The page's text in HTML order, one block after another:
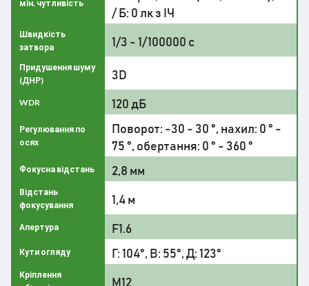
мін. чутливість
/ Б: 0 лк з ІЧ
Швидкість
затвора
1/3 - 1/100000 с
Придушення шуму
(ДНР)
3D
WDR 120 дБ
Регулювання по
осях
Поворот: -30 - 30 °, нахил: 0 ° -
75 °, обертання: 0 ° - 360 °
Фокусна відстань 2,8 мм
Відстань
фокусування
1,4 м
Апертура F1.6
Кути огляду Г: 104°, В: 55°, Д: 123°
Кріплення
M12